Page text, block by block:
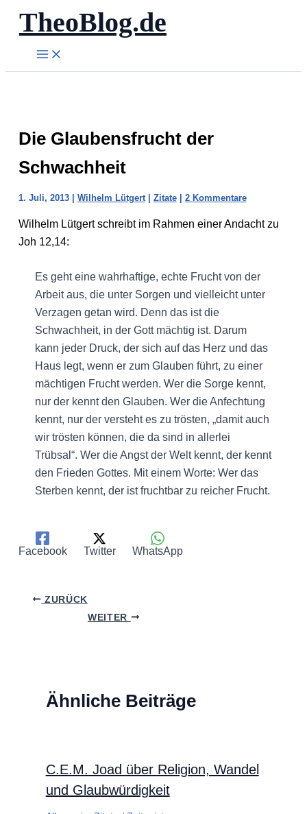
Zum
Inhalt
springen
TheoBlog.de
Die Glaubensfrucht der
Schwachheit
1. Juli, 2013 | Wilhelm Lütgert| Zitate| 2 Kommentare
Wilhelm Lütgert schreibt im Rahmen einer Andacht zu
Joh 12,14:
Es geht eine wahrhaftige, echte Frucht von der
Arbeit aus, die unter Sorgen und vielleicht unter
Verzagen getan wird. Denn das ist die
Schwachheit, in der Gott mächtig ist. Darum
kann jeder Druck, der sich auf das Herz und das
Haus legt, wenn er zum Glauben führt, zu einer
mächtigen Frucht werden. Wer die Sorge kennt,
nur der kennt den Glauben. Wer die Anfechtung
kennt, nur der versteht es zu trösten, „damit auch
wir trösten können, die da sind in allerlei
Trübsal“. Wer die Angst der Welt kennt, der kennt
den Frieden Gottes. Mit einem Worte: Wer das
Sterben kennt, der ist fruchtbar zu reicher Frucht.
Facebook Twitter WhatsApp
ZURÜCK
WEITER
Ähnliche Beiträge
C.E.M. Joad über Religion, Wandel
und Glaubwürdigkeit